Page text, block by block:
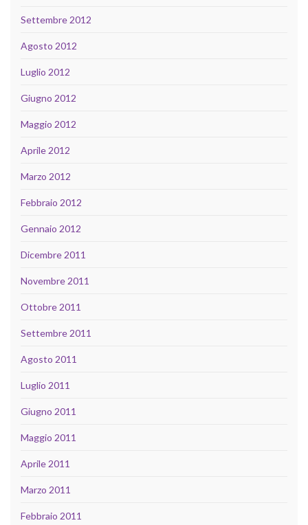
Settembre 2012
Agosto 2012
Luglio 2012
Giugno 2012
Maggio 2012
Aprile 2012
Marzo 2012
Febbraio 2012
Gennaio 2012
Dicembre 2011
Novembre 2011
Ottobre 2011
Settembre 2011
Agosto 2011
Luglio 2011
Giugno 2011
Maggio 2011
Aprile 2011
Marzo 2011
Febbraio 2011